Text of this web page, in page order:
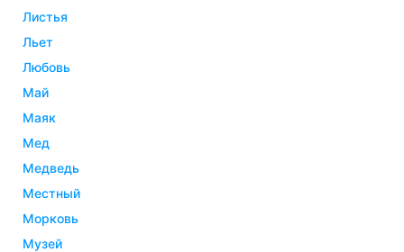
листья
льет
любовь
май
маяк
мед
медведь
местный
морковь
музей